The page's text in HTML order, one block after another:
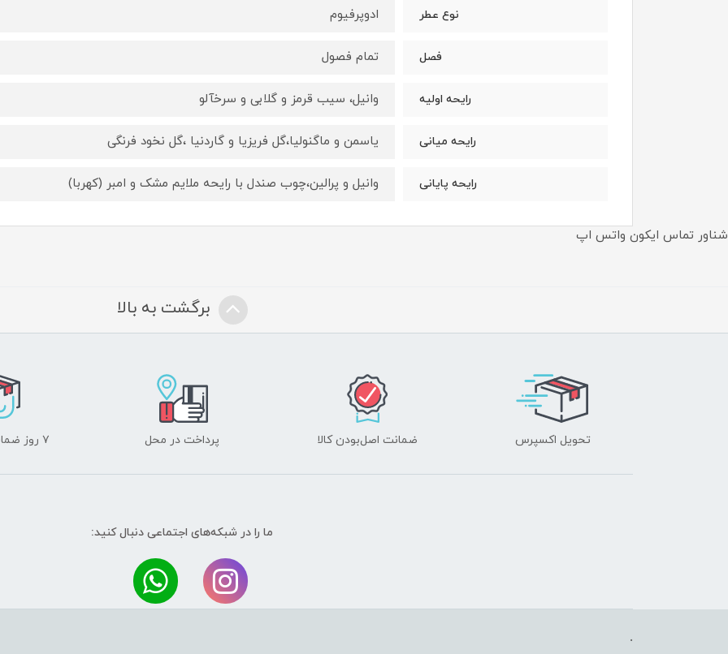
نوع عطر ادوپرفیوم
فصل تمام فصول
رایحه اولیه وانیل، سیب قرمز و گلابی و سرخآلو
رایحه میانی یاسمن و ماگنولیا،گل فریزیا و گاردنیا ،گل نخود فرنگی
رایحه پایانی وانیل و پرالین،چوب صندل با رایحه ملایم مشک و امبر (کهربا)
شناور تماس ایکون واتس اپ
برگشت به بالا
تحویل اکسپرس ضمانت اصل‌بودن کالا پرداخت در محل ۷ روز ضمانت بازگشت
ما را در شبکه‌های اجتماعی دنبال کنید:
.